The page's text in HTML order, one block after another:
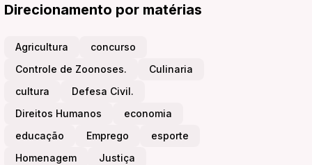
Direcionamento por matérias
Agricultura
concurso
Controle de Zoonoses.
Culinaria
cultura
Defesa Civil.
Direitos Humanos
economia
educação
Emprego
esporte
Homenagem
Justiça